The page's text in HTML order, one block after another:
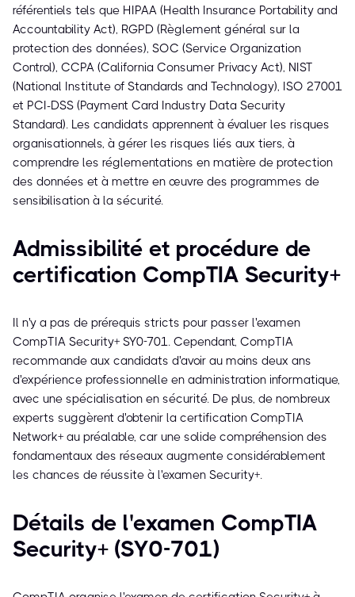
référentiels tels que HIPAA (Health Insurance Portability and
Accountability Act), RGPD (Règlement général sur la
protection des données), SOC (Service Organization
Control), CCPA (California Consumer Privacy Act), NIST
(National Institute of Standards and Technology), ISO 27001
et PCI-DSS (Payment Card Industry Data Security
Standard). Les candidats apprennent à évaluer les risques
organisationnels, à gérer les risques liés aux tiers, à
comprendre les réglementations en matière de protection
des données et à mettre en œuvre des programmes de
sensibilisation à la sécurité.
Admissibilité et procédure de
certification CompTIA Security+
Il n'y a pas de prérequis stricts pour passer l'examen
CompTIA Security+ SY0-701. Cependant, CompTIA
recommande aux candidats d'avoir au moins deux ans
d'expérience professionnelle en administration informatique,
avec une spécialisation en sécurité. De plus, de nombreux
experts suggèrent d'obtenir la certification CompTIA
Network+ au préalable, car une solide compréhension des
fondamentaux des réseaux augmente considérablement
les chances de réussite à l'examen Security+.
Détails de l'examen CompTIA
Security+ (SY0-701)